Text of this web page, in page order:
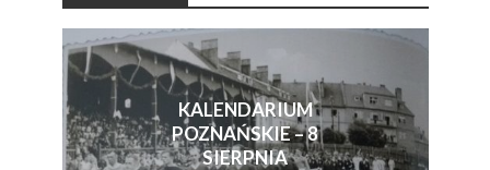
KALENDARIUM
POZNAŃSKIE – 8
SIERPNIA